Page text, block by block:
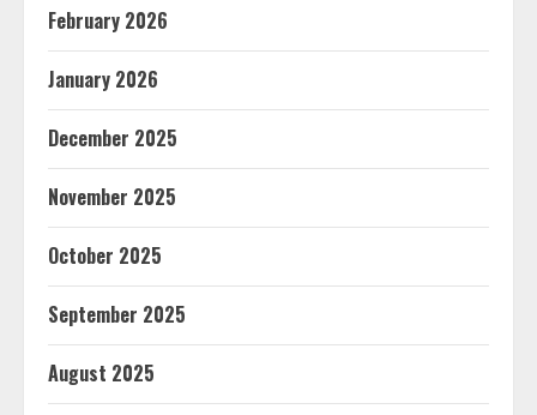
February 2026
January 2026
December 2025
November 2025
October 2025
September 2025
August 2025